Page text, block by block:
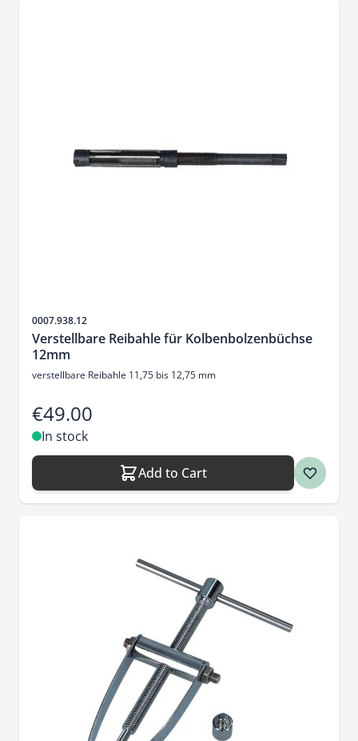
Sku
0007.938.12
Verstellbare Reibahle für Kolbenbolzenbüchse
12mm
verstellbare Reibahle 11,75 bis 12,75 mm
€49.00
In stock
Add to Cart